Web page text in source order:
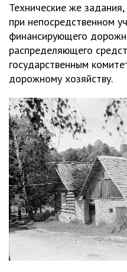
Технические же
при непосредственном
финансирующего
распределяющего
государственным
дорожному хозяйству.